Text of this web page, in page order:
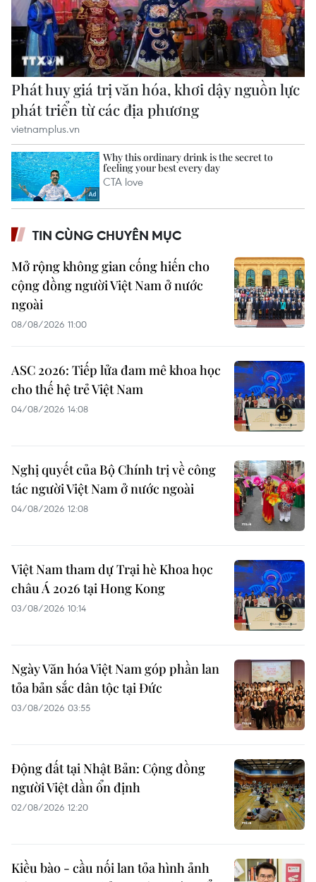
TIN CÙNG CHUYÊN MỤC
Mở rộng không gian cống hiến cho
cộng đồng người Việt Nam ở nước
ngoài
08/08/2026 11:00
ASC 2026: Tiếp lửa đam mê khoa học
cho thế hệ trẻ Việt Nam
04/08/2026 14:08
Nghị quyết của Bộ Chính trị về công
tác người Việt Nam ở nước ngoài
04/08/2026 12:08
Việt Nam tham dự Trại hè Khoa học
châu Á 2026 tại Hong Kong
03/08/2026 10:14
Ngày Văn hóa Việt Nam góp phần lan
tỏa bản sắc dân tộc tại Đức ​
03/08/2026 03:55
Động đất tại Nhật Bản: Cộng đồng
người Việt dần ổn định
02/08/2026 12:20
Kiều bào - cầu nối lan tỏa hình ảnh